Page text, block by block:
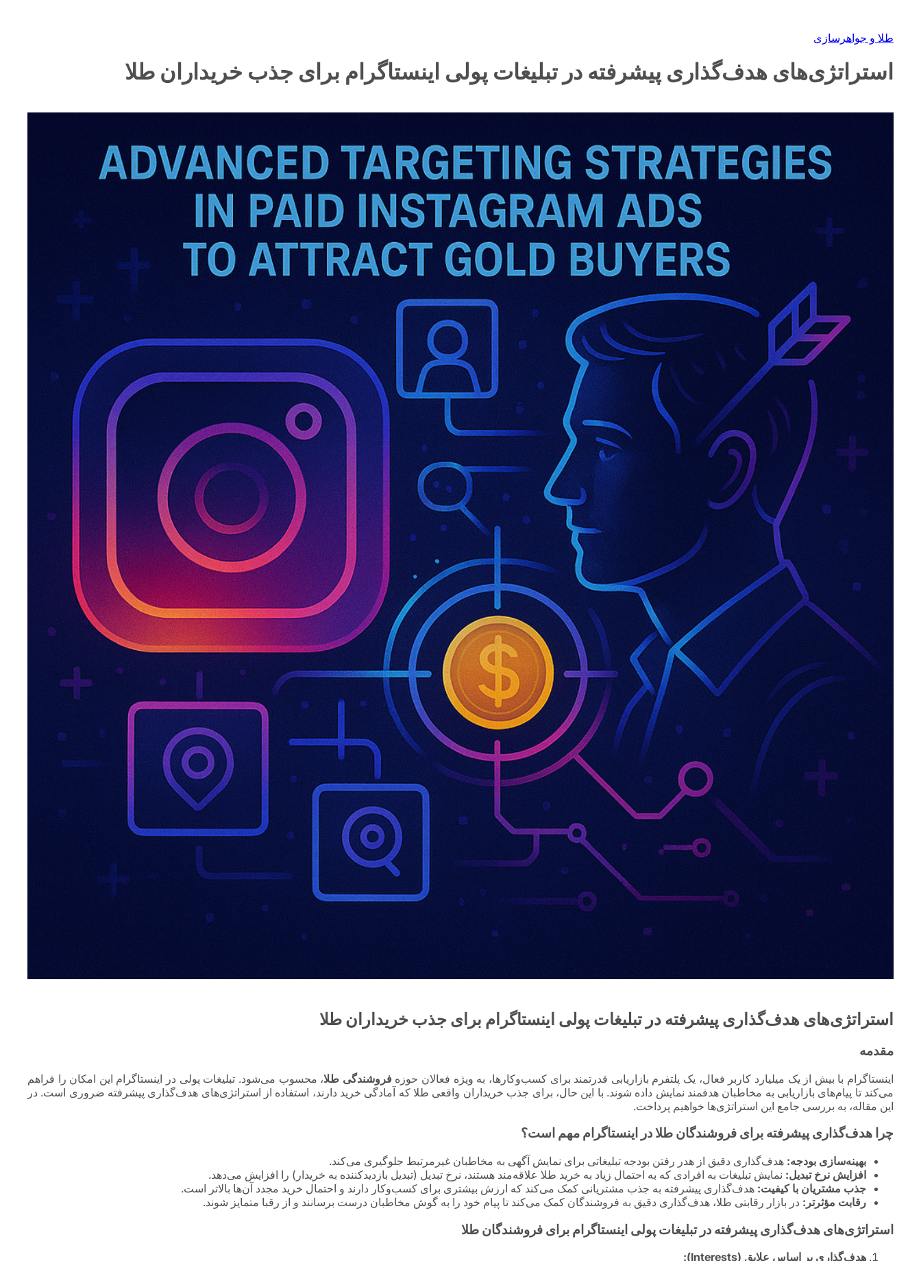
طلا و جواهرسازی
استراتژی‌های هدف‌گذاری پیشرفته در تبلیغات پولی اینستاگرام برای جذب خریداران طلا
استراتژی‌های هدف‌گذاری پیشرفته در تبلیغات پولی اینستاگرام برای جذب خریداران طلا
مقدمه
اینستاگرام با بیش از یک میلیارد کاربر فعال، یک پلتفرم بازاریابی قدرتمند برای کسب‌وکارها، به ویژه فعالان حوزه فروشندگی طلا، محسوب می‌شود. تبلیغات پولی در اینستاگرام این امکان را فراهم
می‌کند تا پیام‌های بازاریابی به مخاطبان هدفمند نمایش داده شوند. با این حال، برای جذب خریداران واقعی طلا که آمادگی خرید دارند، استفاده از استراتژی‌های هدف‌گذاری پیشرفته ضروری است. در
این مقاله، به بررسی جامع این استراتژی‌ها خواهیم پرداخت.
چرا هدف‌گذاری پیشرفته برای فروشندگان طلا در اینستاگرام مهم است؟
بهینه‌سازی بودجه: هدف‌گذاری دقیق از هدر رفتن بودجه تبلیغاتی برای نمایش آگهی به مخاطبان غیرمرتبط جلوگیری می‌کند.
افزایش نرخ تبدیل: نمایش تبلیغات به افرادی که به احتمال زیاد به خرید طلا علاقه‌مند هستند، نرخ تبدیل (تبدیل بازدیدکننده به خریدار) را افزایش می‌دهد.
جذب مشتریان با کیفیت: هدف‌گذاری پیشرفته به جذب مشتریانی کمک می‌کند که ارزش بیشتری برای کسب‌وکار دارند و احتمال خرید مجدد آن‌ها بالاتر است.
رقابت مؤثرتر: در بازار رقابتی طلا، هدف‌گذاری دقیق به فروشندگان کمک می‌کند تا پیام خود را به گوش مخاطبان درست برسانند و از رقبا متمایز شوند.
استراتژی‌های هدف‌گذاری پیشرفته در تبلیغات پولی اینستاگرام برای فروشندگان طلا
هدف‌گذاری بر اساس علایق (Interests):